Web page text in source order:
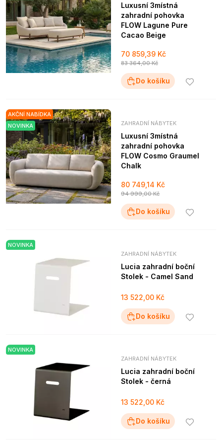
Luxusní 3místná
zahradní pohovka
FLOW Lagune Pure
Cacao Beige
70 859,39 Kč
83 364,00 Kč
Do košíku
AKČNÍ NABÍDKA
NOVINKA
ZAHRADNÍ NÁBYTEK
Luxusní 3místná
zahradní pohovka
FLOW Cosmo Graumel
Chalk
80 749,14 Kč
94 999,00 Kč
Do košíku
NOVINKA
ZAHRADNÍ NÁBYTEK
Lucia zahradní boční
Stolek - Camel Sand
13 522,00 Kč
Do košíku
NOVINKA
ZAHRADNÍ NÁBYTEK
Lucia zahradní boční
Stolek - černá
13 522,00 Kč
Do košíku